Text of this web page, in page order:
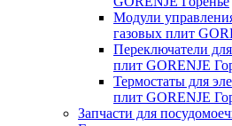
Модули
газовых плит
Переключатели
плит GORENJE
Термостаты для
плит GORENJE
Запчасти для